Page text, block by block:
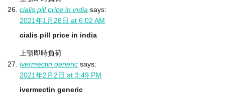
cialis pill price in india says:
2021年1月28日 at 6:02 AM
cialis pill price in india
上顎即時負荷
ivermectin generic says:
2021年2月2日 at 3:49 PM
ivermectin generic